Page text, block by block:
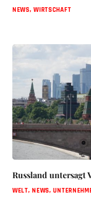
NEWS,WIRTSCHAFT
Russland untersagt
WELT,NEWS,